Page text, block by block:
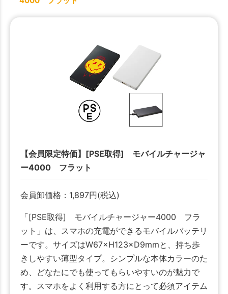
【会員限定特価】[PSE取得] モバイルチャージャ
ー4000 フラット
会員卸価格： 1,897円(税込)
「[PSE取得] モバイルチャージャー4000 フラ
ット」は、スマホの充電ができるモバイルバッテリ
ーです。サイズはW67×H123×D9mmと、持ち歩
きしやすい薄型タイプ。シンプルな本体カラーのた
め、どなたにでも使ってもらいやすいのが魅力で
す。スマホをよく利用する方にとって必須アイテム